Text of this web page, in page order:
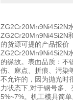
ZG2Cr20Mn9Ni4Si2N
ZG2Cr20Mn9Ni4Si2N
的货源可提的产品报价
ZG2Cr20Mn9Ni4Si2N
的缘故。表面品质：不
伤、麻点、折痕、污染
不允许的，因为抛光时
力状态下,对于钢号多
5%~7%。机工模具简